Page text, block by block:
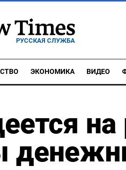
РУССКАЯ СЛУЖБА
ЭКОНОМИКА ВИДЕО